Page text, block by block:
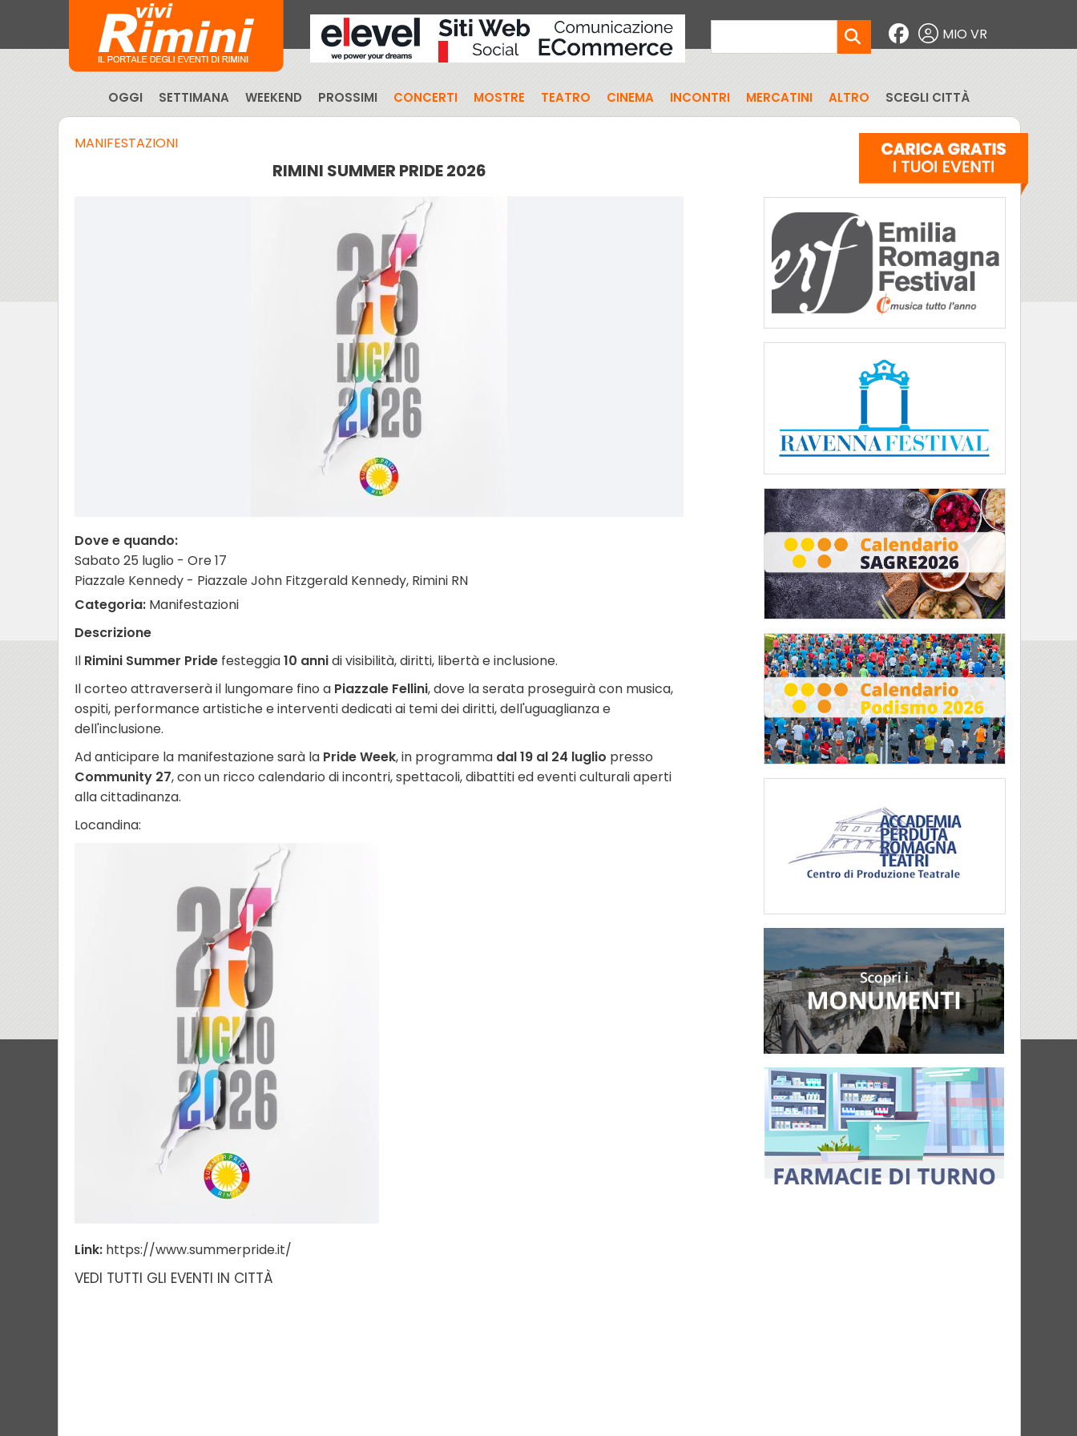
MIO VR
OGGI SETTIMANA WEEKEND PROSSIMI CONCERTI MOSTRE TEATRO CINEMA INCONTRI MERCATINI ALTRO SCEGLI CITTÀ
MANIFESTAZIONI
RIMINI SUMMER PRIDE 2026
Dove e quando:
Sabato 25 luglio - Ore 17
Piazzale Kennedy - Piazzale John Fitzgerald Kennedy, Rimini RN
Categoria: Manifestazioni
Descrizione
Il Rimini Summer Pride festeggia10 annidi visibilità, diritti, libertà e inclusione.
Il corteo attraverserà il lungomare fino a Piazzale Fellini, dove la serata proseguirà con musica,
ospiti, performance artistiche e interventi dedicati ai temi dei diritti, dell'uguaglianza e
dell'inclusione.
Ad anticipare la manifestazione sarà la Pride Week, in programma dal 19 al 24 luglio presso
Community 27, con un ricco calendario di incontri, spettacoli, dibattiti ed eventi culturali aperti
alla cittadinanza.
Locandina:
Link: https://www.summerpride.it/
VEDI TUTTI GLI EVENTI IN CITTÀ